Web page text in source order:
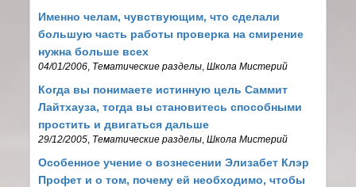
Именно челам, чувствующим, что сделали
большую часть работы проверка на смирение
нужна больше всех
04/01/2006 Тематические разделы ,Школа Мистерий
Когда вы понимаете истинную цель Саммит
Лайтхауза, тогда вы cтановитесь способными
простить и двигаться дальше
29/12/2005 Тематические разделы ,Школа Мистерий
Особенное учение о вознесении Элизабет Клэр
Профет и о том, почему ей необходимо, чтобы